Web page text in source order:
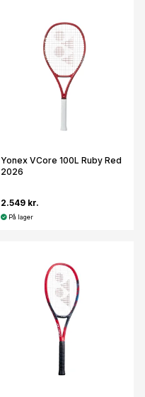
Yonex VCore 100L Ruby Red
2026
2.549 kr.
På lager